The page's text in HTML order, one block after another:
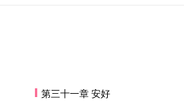
第三十一章 安好